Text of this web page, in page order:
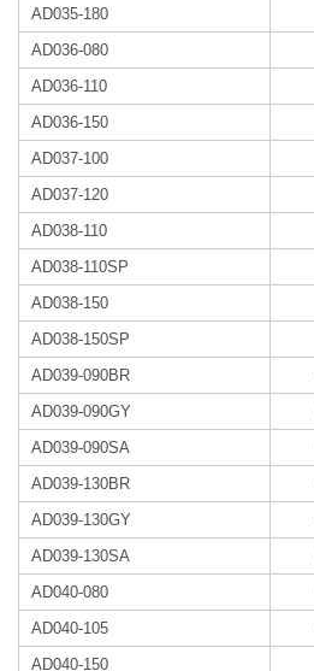
AD035-180
AD036-080
AD036-110
AD036-150
AD037-100
AD037-120
AD038-110
AD038-110SP
AD038-150
AD038-150SP
AD039-090BR
AD039-090GY
AD039-090SA
AD039-130BR
AD039-130GY
AD039-130SA
AD040-080
AD040-105
AD040-150